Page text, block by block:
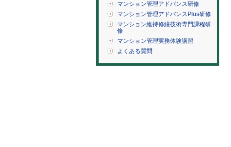
マンション管理アドバンス研修
マンション管理アドバンスPlus研修
マンション維持修繕技術専門課程研
修
マンション管理実務体験講習
よくある質問